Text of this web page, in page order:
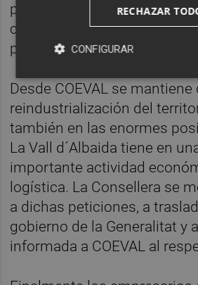
puertos y aeropuertos y bien
carretera con Valencia y
permite ser centro logístico
Desde COEVAL se mantiene
reindustrialización del
también en las enormes
La Vall d´Albaida tiene en
importante actividad
logística. La Consellera se
a dichas peticiones, a
gobierno de la Generalitat y
informada a COEVAL al
RECHAZAR
CONFIGURAR